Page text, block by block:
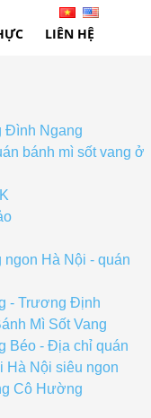
LIÊN HỆ
Đình Ngang
bánh mì sốt vang ở
ngon Hà Nội - quán
- Trương Định
Mì Sốt Vang
Béo - Địa chỉ quán
Hà Nội siêu ngon
Cô Hường